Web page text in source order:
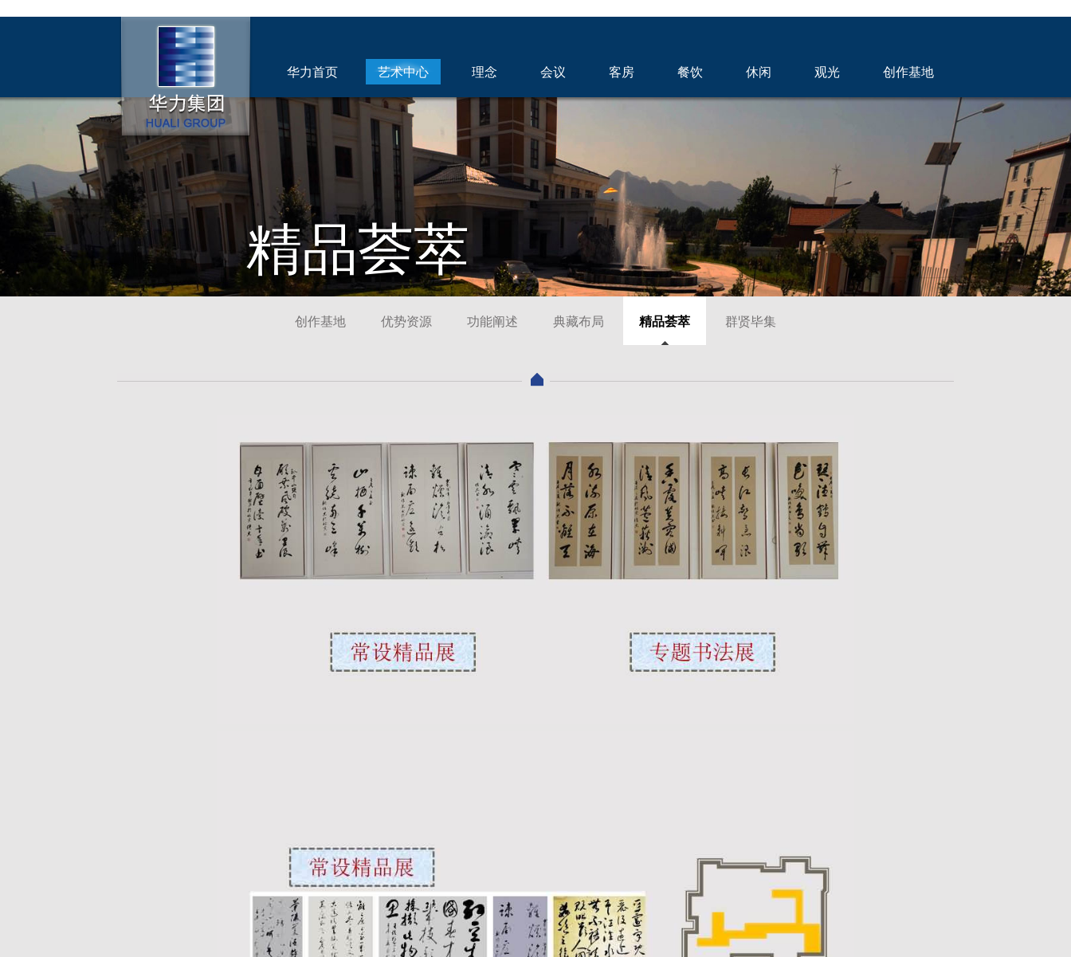
华力首页 艺术中心 理念 会议 客房 餐饮 休闲 观光 创作基地
精品荟萃
创作基地 优势资源 功能阐述 典藏布局 精品荟萃 群贤毕集